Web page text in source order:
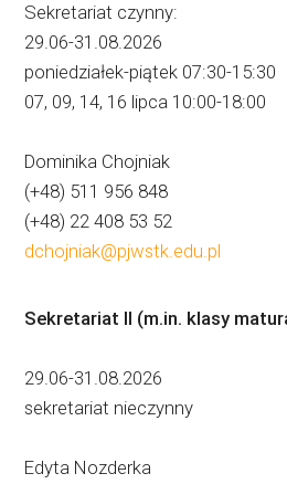
Sekretariat czynny:
29.06-31.08.2026
poniedziałek-piątek 07:30-15:30
07, 09, 14, 16 lipca 10:00-18:00
Dominika Chojniak
(+48) 511 956 848
(+48) 22 408 53 52
dchojniak@pjwstk.edu.pl
Sekretariat II (m.in. klasy
29.06-31.08.2026
sekretariat nieczynny
Edyta Nozderka